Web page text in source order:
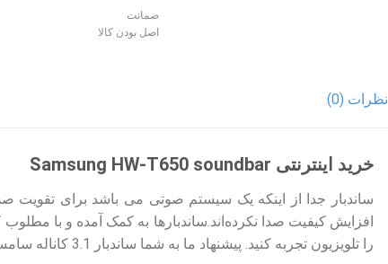
ضمانت
اصل بودن کالا
نظرات (0)
خرید اینترنتی Samsung HW-T650 soundbar
ساندبار جدا از اینکه یک سیستم صوتی می باشد برای تقویت
افزایش کیفیت صدا نکرده‌اند.ساندبارها به کمک آمده و با
را تلویزیون تجربه کنید. پیشنهاد ما به شما ساندبار 3.1 کاناله سامسونگ 2022 مدل HW-T650 است.